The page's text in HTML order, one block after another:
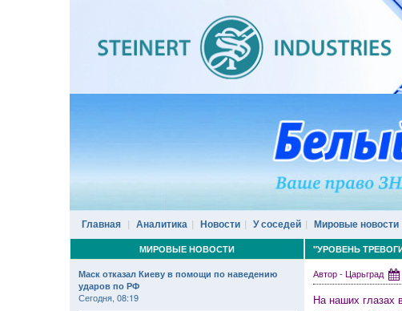
Главная Аналитика Новости У соседей Мировые новости
"УРОВЕНЬ
Автор - Царьград
На наших глазах
МИРОВЫЕ НОВОСТИ
Маск отказал Киеву в помощи по наведению
ударов по РФ
Сегодня, 08:19